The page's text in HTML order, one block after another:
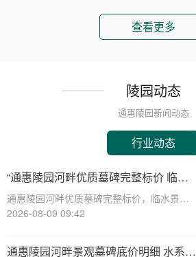
查看更多
陵园动态
通惠陵园新闻动态
行业动态
“通惠陵园河畔优质墓碑完整标价 临水
景观无需额外加价：性价比之选深度解
析”
通惠陵园河畔优质墓碑完整标价，临水景观
无需额外加价：性价比之选深度解析☎ 通惠
死亡和丧葬的思考越来越深入，选择一个合
2026-08-09 09:42
通惠陵园河畔景观墓碑底价明细 水系养